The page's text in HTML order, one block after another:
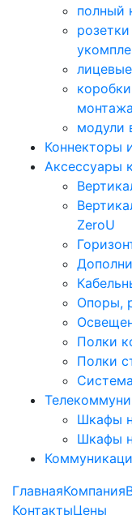
полный
монтажа
модули
Коннекторы
Аксессуары
ZeroU
Опоры,
Полки
Полки
Шкафы
Шкафы
ГлавнаяКомпания
КонтактыЦены